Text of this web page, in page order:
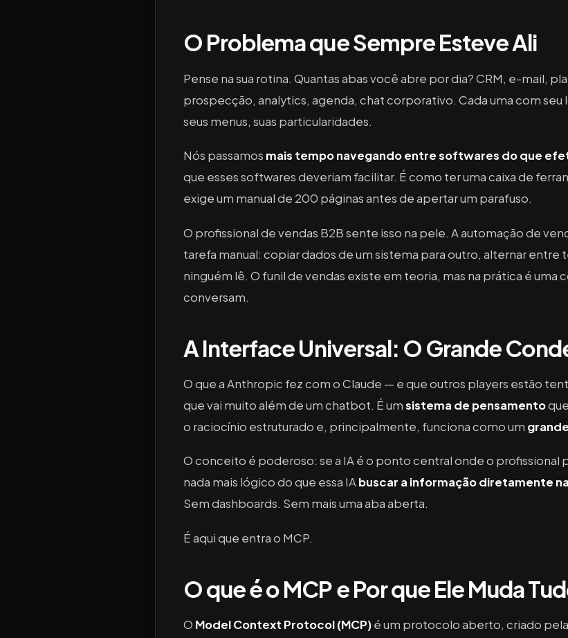
O Problema que Sempre Esteve Ali
Pense na sua rotina. Quantas abas você abre por dia? CRM, e-mail,
prospecção, analytics, agenda, chat corporativo. Cada uma com seu
seus menus, suas particularidades.
Nós passamos mais tempo navegando entre softwares do que
que esses softwares deveriam facilitar. É como ter uma caixa de
exige um manual de 200 páginas antes de apertar um parafuso.
O profissional de vendas B2B sente isso na pele. A automação de
tarefa manual: copiar dados de um sistema para outro, alternar entre
ninguém lê. O funil de vendas existe em teoria, mas na prática é uma
conversam.
A Interface Universal: O Grande
O que a Anthropic fez com o Claude — e que outros players estão
que vai muito além de um chatbot. É umsistema de pensamento
o raciocínio estruturado e, principalmente, funciona como um
O conceito é poderoso: se a IA é o ponto central onde o profissional
nada mais lógico do que essa IAbuscar a informação diretamente
Sem dashboards. Sem mais uma aba aberta.
É aqui que entra o MCP.
O que é o MCP e Por que Ele Muda
O Model Context Protocol (MCP)é um protocolo aberto, criado